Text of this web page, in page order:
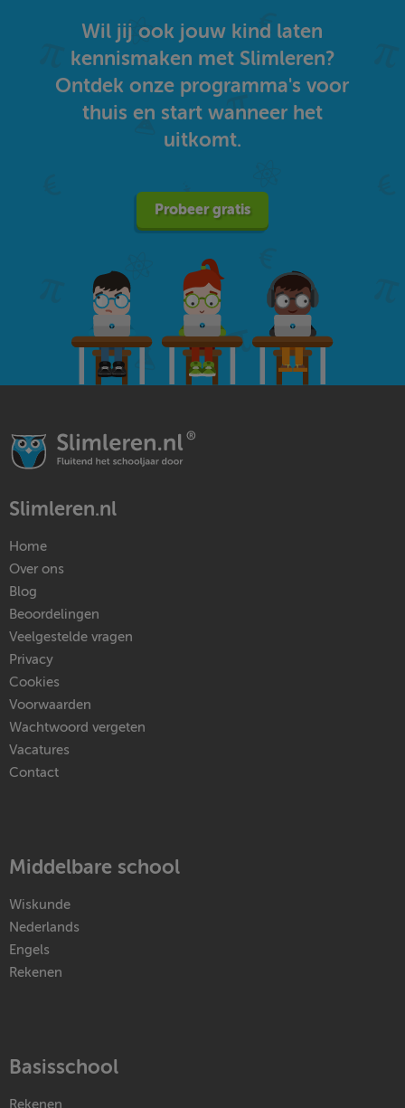
Wil jij ook jouw kind laten
kennismaken met Slimleren?
Ontdek onze programma's voor
thuis en start wanneer het
uitkomt.
Probeer gratis
Slimleren.nl
Home
Over ons
Blog
Beoordelingen
Veelgestelde vragen
Privacy
Cookies
Voorwaarden
Wachtwoord vergeten
Vacatures
Contact
Middelbare school
Wiskunde
Nederlands
Engels
Rekenen
Basisschool